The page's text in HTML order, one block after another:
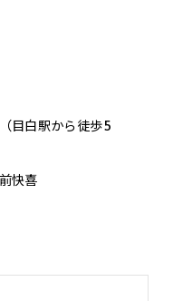
目白駅から徒歩5
快喜